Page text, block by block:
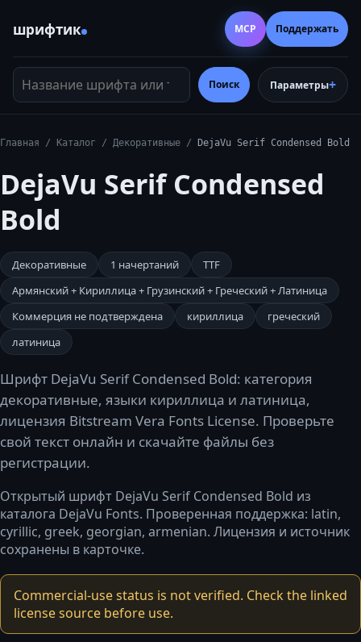
шрифтик
Название шрифта или тег
Поиск Параметры
MCP Поддержать
Главная / Каталог / Декоративные / DejaVu Serif Condensed Bold
DejaVu Serif Condensed
Bold
Декоративные 1 начертаний
TTF
Армянский + Кириллица + Грузинский + Греческий + Латиница
Коммерция не подтверждена
кириллица
греческий
латиница
Шрифт DejaVu Serif Condensed Bold: категория
декоративные, языки кириллица и латиница,
лицензия Bitstream Vera Fonts License. Проверьте
свой текст онлайн и скачайте файлы без
регистрации.
Открытый шрифт DejaVu Serif Condensed Bold из
каталога DejaVu Fonts. Проверенная поддержка: latin,
cyrillic, greek, georgian, armenian. Лицензия и источник
сохранены в карточке.
Commercial-use status is not verified. Check the linked
license source before use.